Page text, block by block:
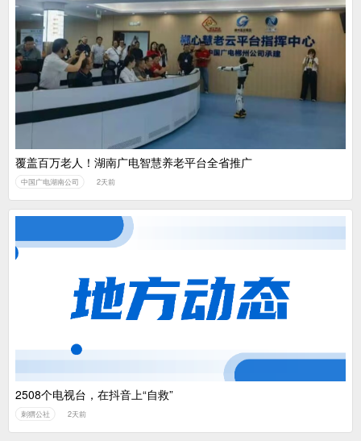
覆盖百万老人！湖南广电智慧养老平台全省推广
中国广电湖南公司 2天前
2508个电视台，在抖音上“自救”
刺猬公社 2天前